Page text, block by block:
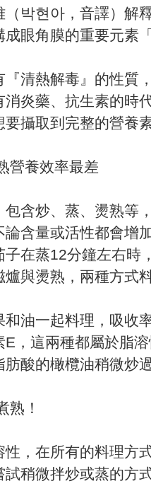
박현아，音譯）解
眼角膜的重要元素
『清熱解毒』的性
炎藥、抗生素的時
攝取到完整的營養
營養效率最差
含炒、蒸、燙熟等
含量或活性都會增
在蒸12分鐘左右時
與燙熟，兩種方式
和油一起料理，吸收
，這兩種都屬於脂
酸的橄欖油稍微炒過
熟！
，在所有的料理方
稍微拌炒或蒸的方